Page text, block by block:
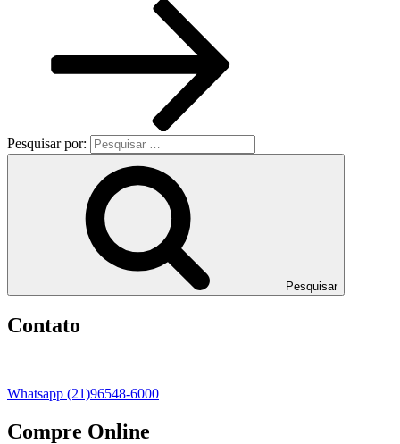
Pesquisar por:
Pesquisar
Contato
Whatsapp (21)96548-6000
Compre Online